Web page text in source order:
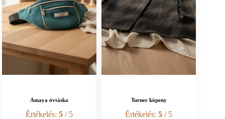
Amaya övtáska
Értékelés:5 / 5
Turner köpeny
Értékelés:5 / 5